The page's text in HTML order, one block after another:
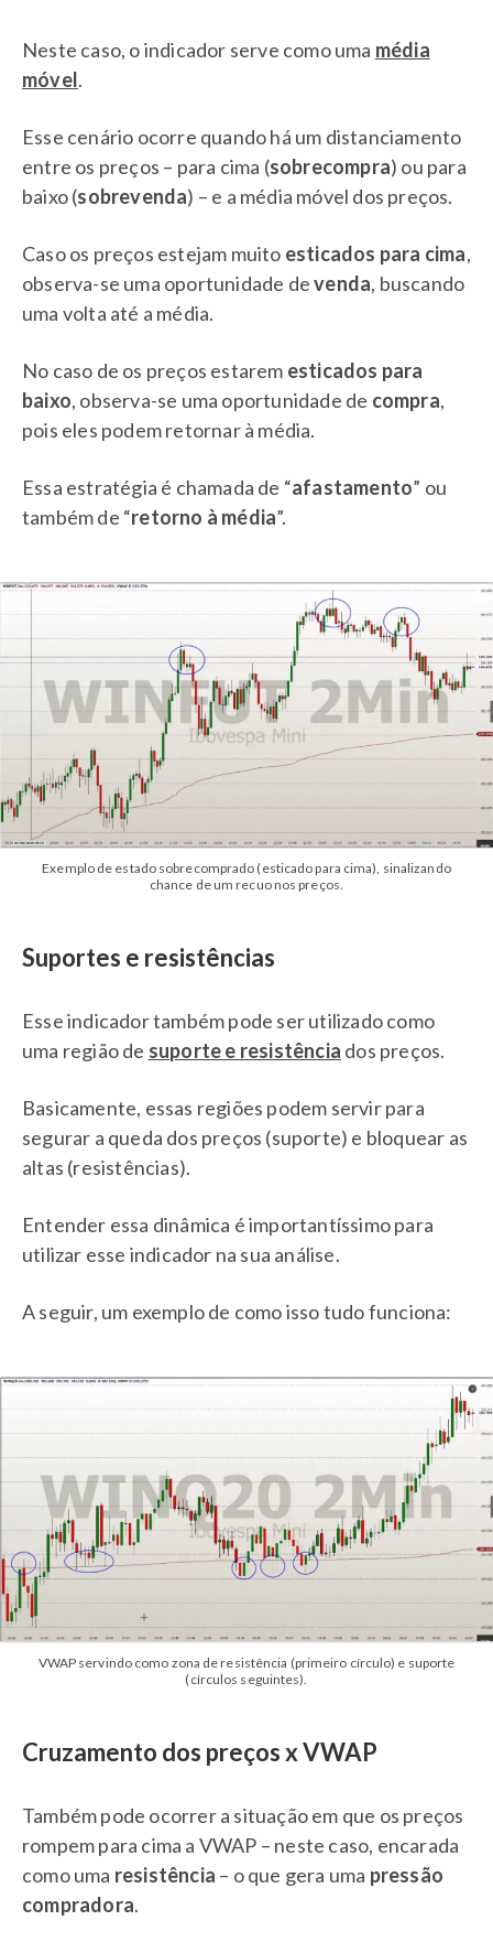
Neste caso, o indicador serve como uma média
móvel.
Esse cenário ocorre quando há um distanciamento
entre os preços – para cima (sobrecompra) ou para
baixo (sobrevenda) – e a média móvel dos preços.
Caso os preços estejam muito esticados para cima,
observa-se uma oportunidade devenda, buscando
uma volta até a média.
No caso de os preços estarem esticados para
baixo, observa-se uma oportunidade de compra,
pois eles podem retornar à média.
Essa estratégia é chamada de “afastamento” ou
também de “retorno à média”.
Exemplo de estado sobrecomprado (esticado para cima), sinalizando
chance de um recuo nos preços.
Suportes e resistências
Esse indicador também pode ser utilizado como
uma região de suporte e resistência dos preços.
Basicamente, essas regiões podem servir para
segurar a queda dos preços (suporte) e bloquear as
altas (resistências).
Entender essa dinâmica é importantíssimo para
utilizar esse indicador na sua análise.
A seguir, um exemplo de como isso tudo funciona:
VWAP servindo como zona de resistência (primeiro círculo) e suporte
(círculos seguintes).
Cruzamento dos preços x VWAP
Também pode ocorrer a situação em que os preços
rompem para cima a VWAP – neste caso, encarada
como uma resistência – o que gera uma pressão
compradora.